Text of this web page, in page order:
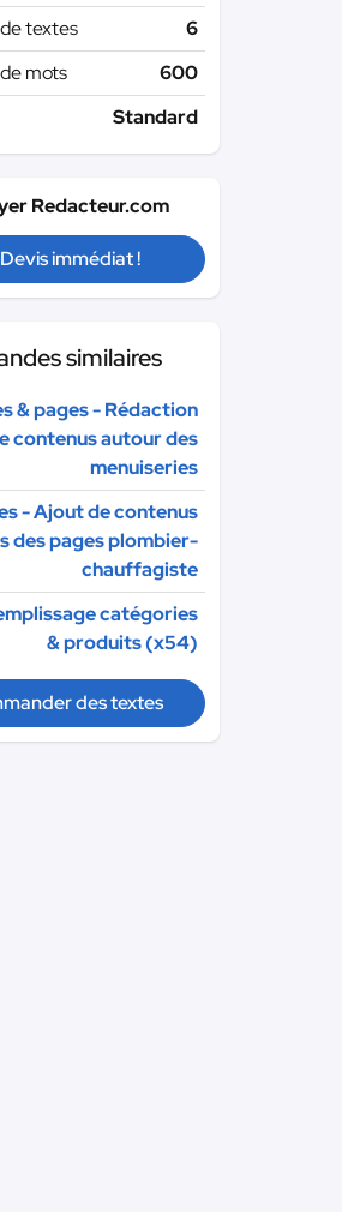
textes
6
mots
600
Standard
Redacteur.com
immédiat !
similaires
& pages - Rédaction
contenus autour des
menuiseries
- Ajout de contenus
des pages plombier-
chauffagiste
catégories
& produits (x54)
des textes